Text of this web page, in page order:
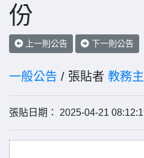
份
上一則公告 下一則公告
一般公告 / 張貼者 教務
張貼日期： 2025-04-21